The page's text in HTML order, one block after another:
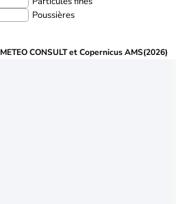
Poussières
METEO CONSULT et Copernicus AMS(2026)